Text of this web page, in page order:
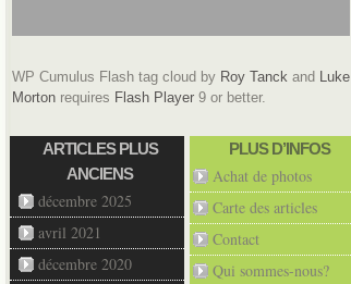
WP Cumulus Flash tag cloud by Roy Tanck and Luke
Morton requires Flash Player 9 or better.
ARTICLES PLUS
ANCIENS
décembre 2025
avril 2021
décembre 2020
PLUS D’INFOS
Achat de photos
Carte des articles
Contact
Qui sommes-nous?